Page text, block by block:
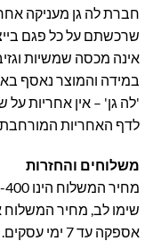
שרכשתם על כל פגם
אינה מכסה שמשיות
במידה והמוצר נאסף
'לה גן' – אין אחריות על
לדף האחריות המורחבת
משלוחים והחזרות
מחיר המשלוח הינו 250-400 שח וייקבע על פי אזור מגוריכם.
שימו לב, מחיר המשלוח
אספקה עד 7 ימי עסקים.